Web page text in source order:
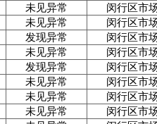
未见异常
闵行区市
未见异常
闵行区市
发现异常
闵行区市
未见异常
闵行区市
发现异常
闵行区市
未见异常
闵行区市
未见异常
闵行区市
未见异常
闵行区市